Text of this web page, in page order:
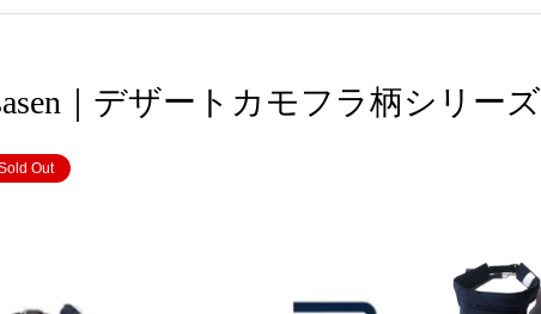
｜デザートカモフラ柄シリーズ
Out